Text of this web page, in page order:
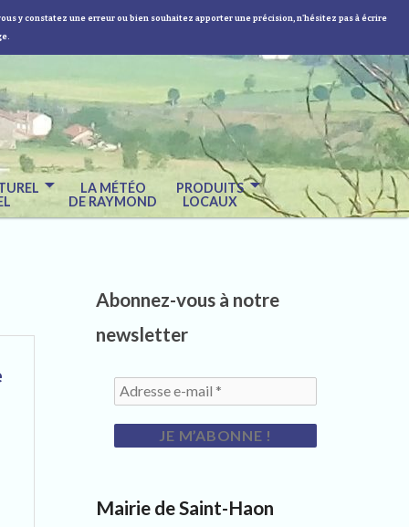
y constatez une erreur ou bien souhaitez apporter une précision, n'hésitez pas à écrire
LA MÉTÉO
DE RAYMOND
PRODUITS
LOCAUX
Abonnez-vous à notre
newsletter
Mairie de Saint-Haon